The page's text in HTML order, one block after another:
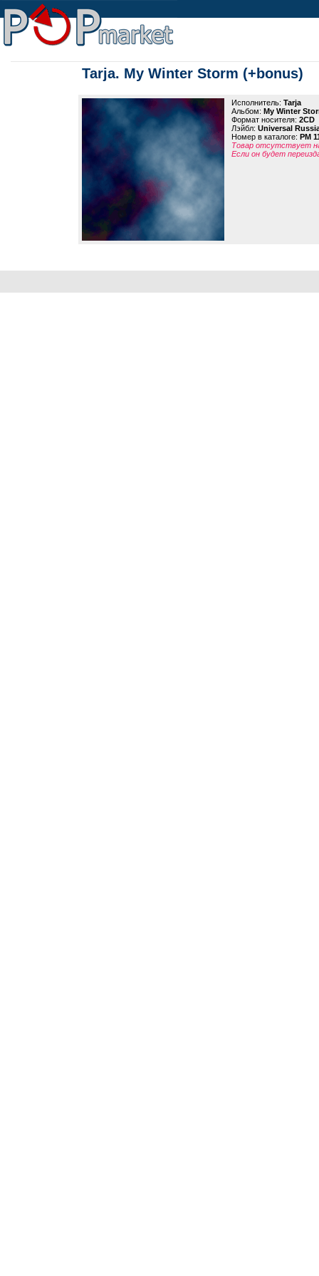
Tarja. My Winter Storm (+bonus)
Исполнитель: Tarja
Альбом: My Winter
Формат носителя: 2CD
Лэйбл: Universal
Номер в каталоге: PM
Товар отсутствует
Если он будет